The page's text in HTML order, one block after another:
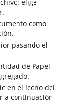
elige
como
pasando el
de Papel
en el ícono del
a continuación